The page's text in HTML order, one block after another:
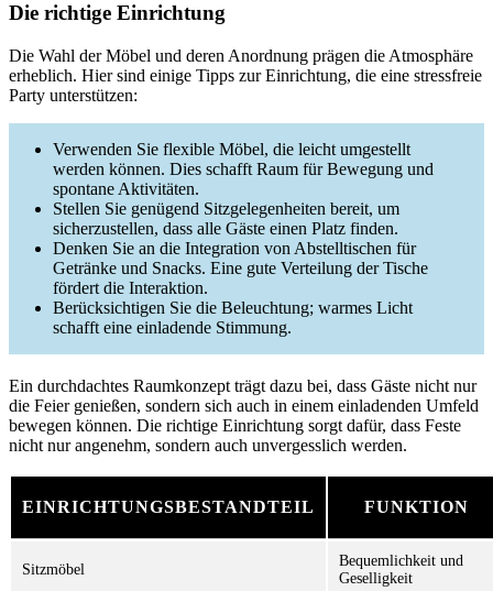
Die richtige Einrichtung
Die Wahl der Möbel und deren Anordnung prägen die Atmosphäre
erheblich. Hier sind einige Tipps zur Einrichtung, die eine stressfreie
Party unterstützen:
Verwenden Sie flexible Möbel, die leicht umgestellt
werden können. Dies schafft Raum für Bewegung und
spontane Aktivitäten.
Stellen Sie genügend Sitzgelegenheiten bereit, um
sicherzustellen, dass alle Gäste einen Platz finden.
Denken Sie an die Integration von Abstelltischen für
Getränke und Snacks. Eine gute Verteilung der Tische
fördert die Interaktion.
Berücksichtigen Sie die Beleuchtung; warmes Licht
schafft eine einladende Stimmung.
Ein durchdachtes Raumkonzept trägt dazu bei, dass Gäste nicht nur
die Feier genießen, sondern sich auch in einem einladenden Umfeld
bewegen können. Die richtige Einrichtung sorgt dafür, dass Feste
nicht nur angenehm, sondern auch unvergesslich werden.
EINRICHTUNGSBESTANDTEIL FUNKTION
Sitzmöbel
Bequemlichkeit und
Geselligkeit